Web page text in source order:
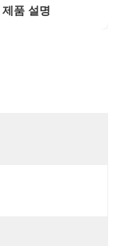
제품 설명